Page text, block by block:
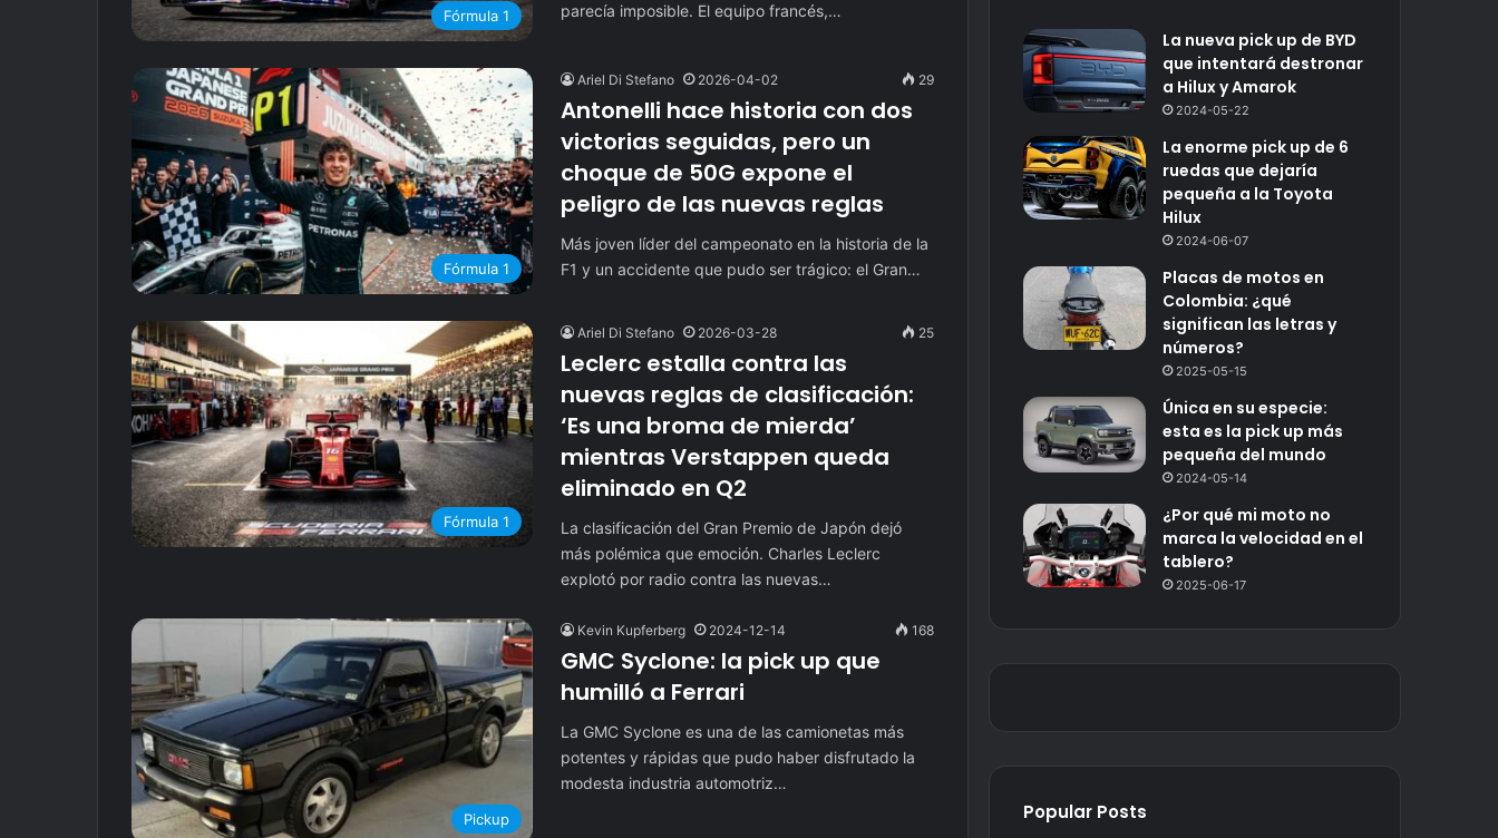
Fórmula 1
parecía imposible. El equipo francés,…
Fórmula 1
Ariel Di Stefano 2026-04-02 29
Antonelli hace historia con dos
victorias seguidas, pero un
choque de 50G expone el
peligro de las nuevas reglas
Más joven líder del campeonato en la historia de la
F1 y un accidente que pudo ser trágico: el Gran…
Fórmula 1
Ariel Di Stefano 2026-03-28 25
Leclerc estalla contra las
nuevas reglas de clasificación:
‘Es una broma de mierda’
mientras Verstappen queda
eliminado en Q2
La clasificación del Gran Premio de Japón dejó
más polémica que emoción. Charles Leclerc
explotó por radio contra las nuevas…
Pickup
Kevin Kupferberg 2024-12-14 168
GMC Syclone: la pick up que
humilló a Ferrari
La GMC Syclone es una de las camionetas más
potentes y rápidas que pudo haber disfrutado la
modesta industria automotriz…
La nueva pick up de BYD
que intentará destronar
a Hilux y Amarok
2024-05-22
La enorme pick up de 6
ruedas que dejaría
pequeña a la Toyota
Hilux
2024-06-07
Placas de motos en
Colombia: ¿qué
significan las letras y
números?
2025-05-15
Única en su especie:
esta es la pick up más
pequeña del mundo
2024-05-14
¿Por qué mi moto no
marca la velocidad en el
tablero?
2025-06-17
Popular Posts